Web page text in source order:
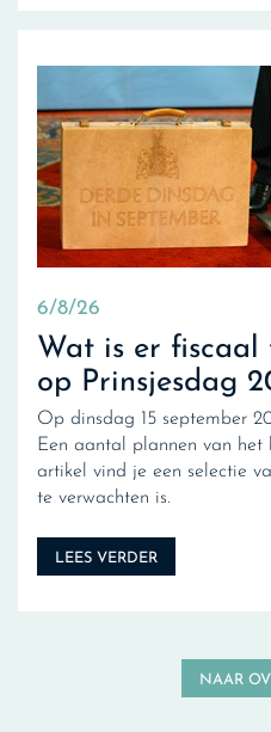
6/8/26
Wat is er fiscaal
op Prinsjesdag
Op dinsdag 15 september
Een aantal plannen van
artikel vind je een selectie
te verwachten is.
LEES VERDER
NAAR